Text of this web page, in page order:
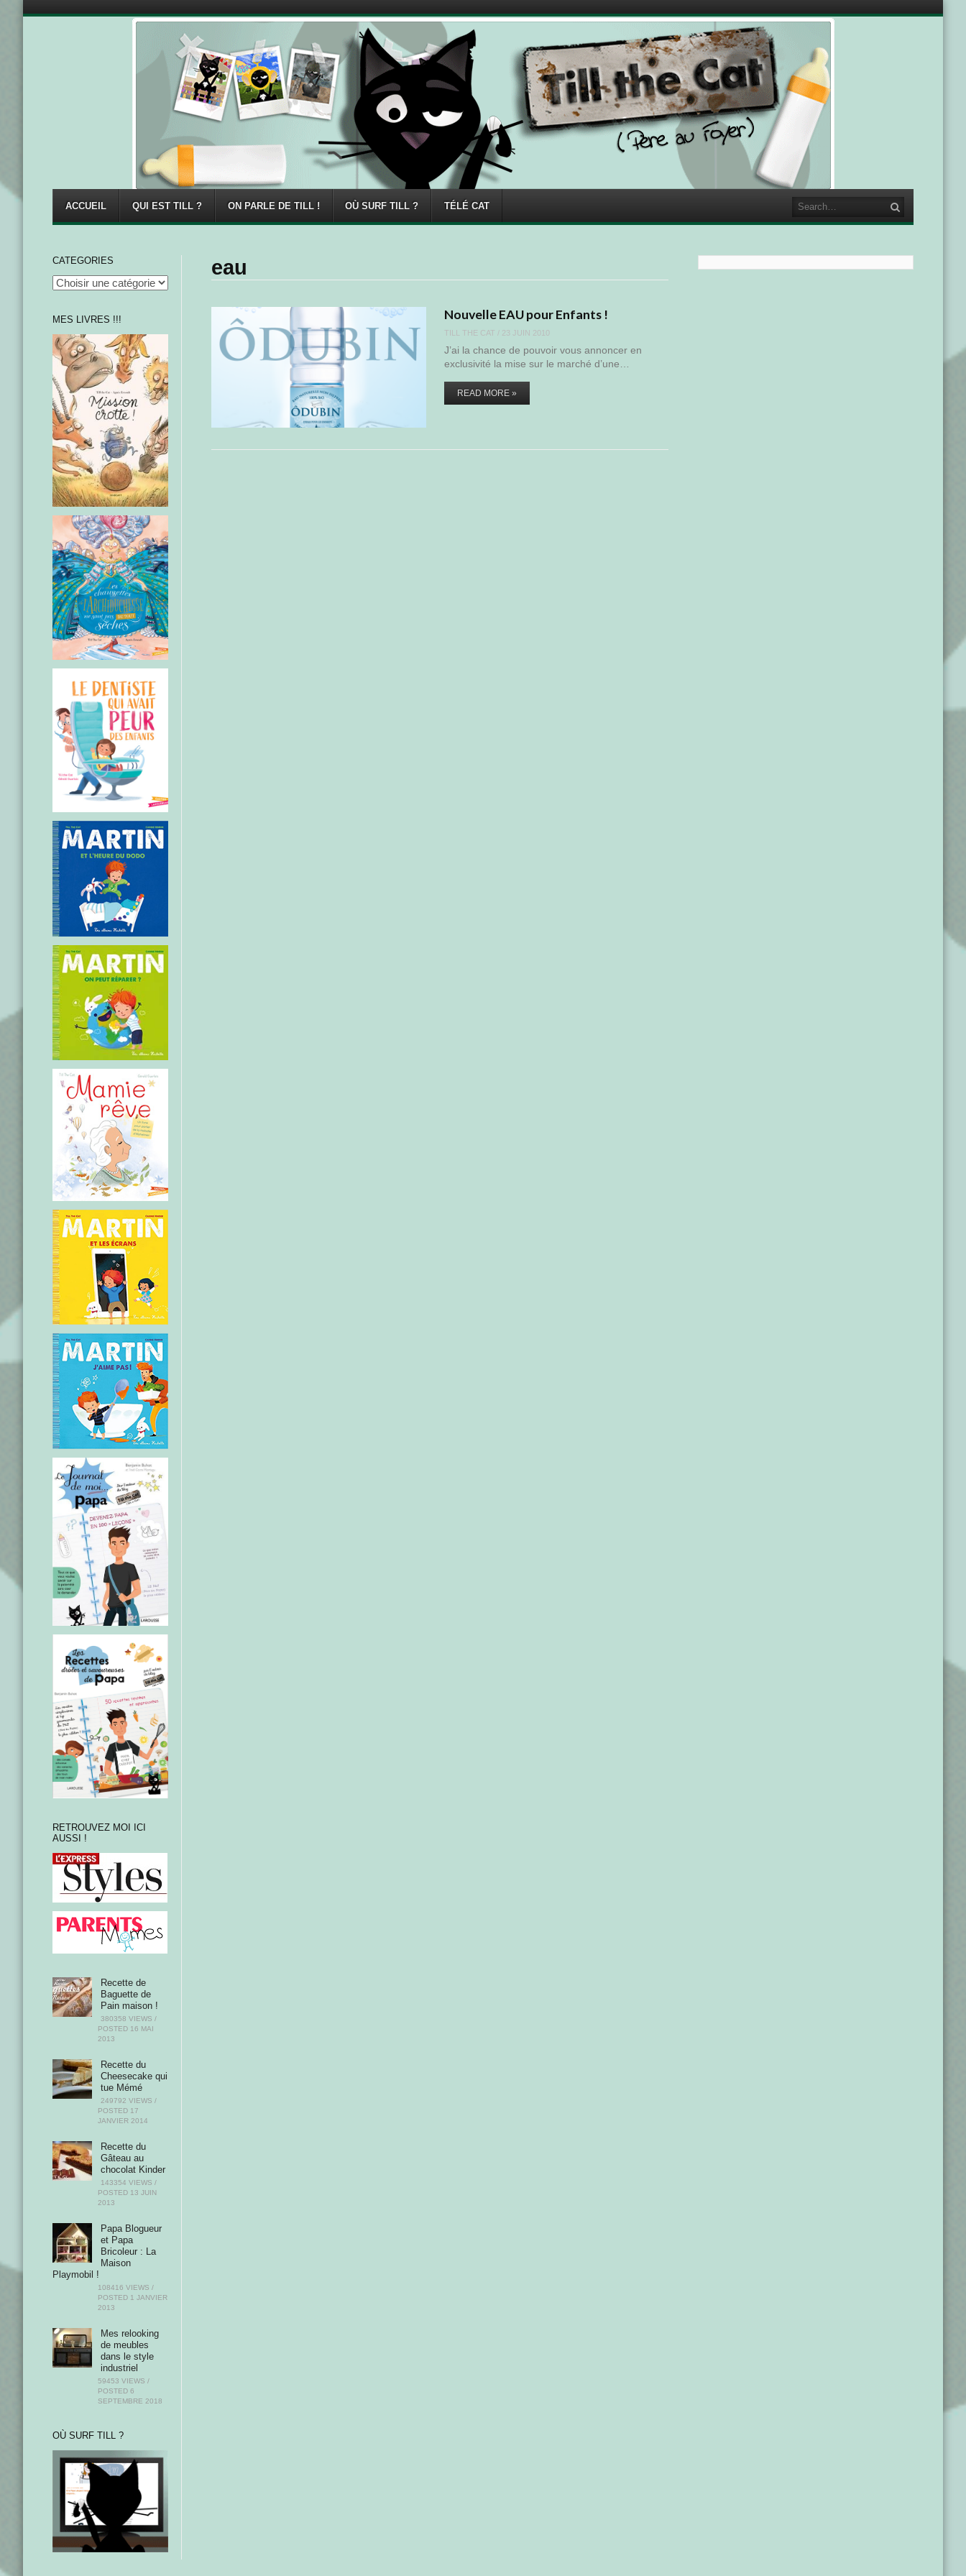
Menu
ACCUEIL
QUI EST TILL ? ON PARLE DE TILL ! OÙ SURF TILL ? TÉLÉ CAT Search
eau
Nouvelle EAU pour Enfants !
TILL THE CAT / 23 JUIN 2010
J’ai la chance de pouvoir vous annoncer en
exclusivité la mise sur le marché d’une…
READ MORE »
CATEGORIES
MES LIVRES !!!
RETROUVEZ MOI ICI
AUSSI !
Recette de
Baguette de
Pain maison !
380358 VIEWS /
POSTED 16 MAI
2013
Recette du
Cheesecake qui
tue Mémé
249792 VIEWS /
POSTED 17
JANVIER 2014
Recette du
Gâteau au
chocolat Kinder
143354 VIEWS /
POSTED 13 JUIN
2013
Papa Blogueur
et Papa
Bricoleur : La
Maison
Playmobil !
108416 VIEWS /
POSTED 1 JANVIER
2013
Mes relooking
de meubles
dans le style
industriel
59453 VIEWS /
POSTED6
SEPTEMBRE 2018
OÙ SURF TILL ?